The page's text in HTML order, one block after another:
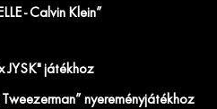
- Calvin Klein”
JYSK" játékhoz
Tweezerman” nyereményjátékhoz